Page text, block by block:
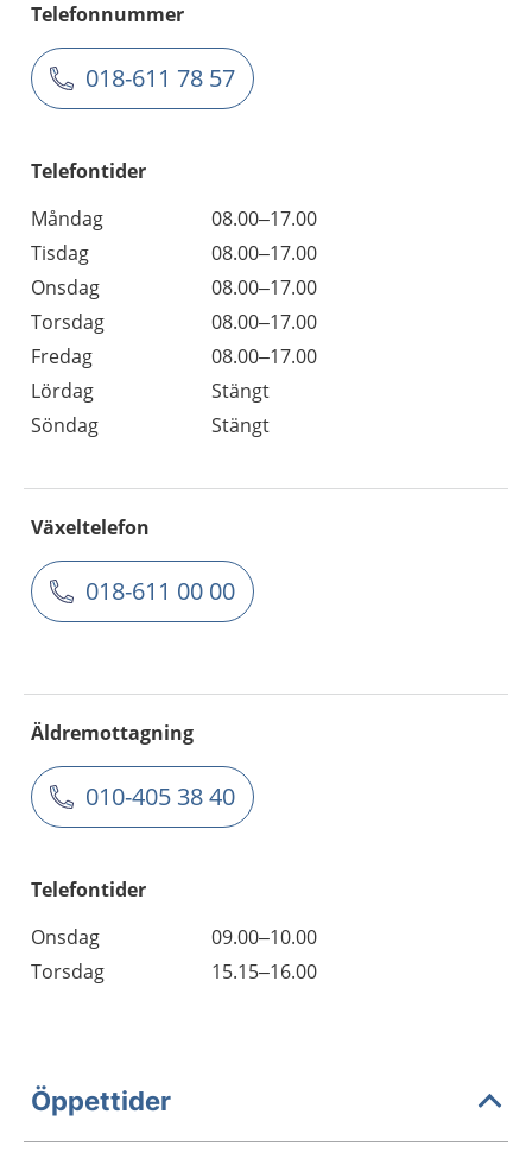
Telefonnummer
018-611 78 57
Telefontider
Måndag
08.00–17.00
Tisdag
08.00–17.00
Onsdag
08.00–17.00
Torsdag
08.00–17.00
Fredag
08.00–17.00
Lördag
Stängt
Söndag
Stängt
Växeltelefon
018-611 00 00
Äldremottagning
010-405 38 40
Telefontider
Onsdag
09.00–10.00
Torsdag
15.15–16.00
Öppettider